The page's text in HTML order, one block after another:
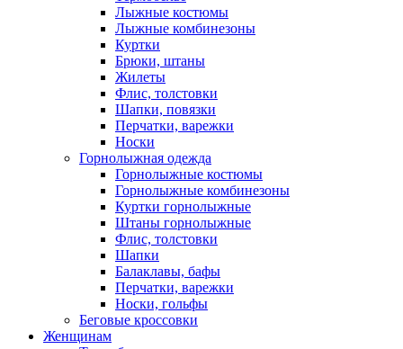
Лыжные костюмы
Лыжные комбинезоны
Куртки
Брюки, штаны
Жилеты
Флис, толстовки
Шапки, повязки
Перчатки, варежки
Носки
Горнолыжная одежда
Горнолыжные костюмы
Горнолыжные комбинезоны
Куртки горнолыжные
Штаны горнолыжные
Флис, толстовки
Шапки
Балаклавы, бафы
Перчатки, варежки
Носки, гольфы
Беговые кроссовки
Женщинам